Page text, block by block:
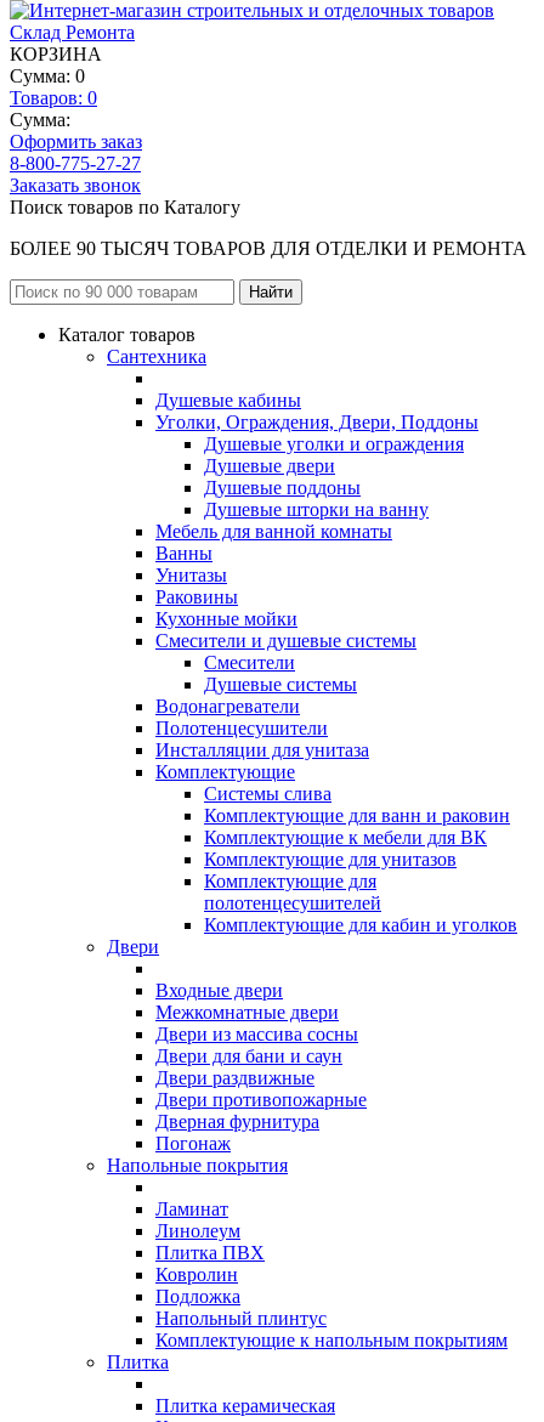
КОРЗИНА
Сумма: 0
Товаров: 0
Сумма:
Оформить заказ
8-800-775-27-27
Заказать звонок
Поиск товаров по Каталогу
БОЛЕЕ 90 ТЫСЯЧ ТОВАРОВ ДЛЯ ОТДЕЛКИ И РЕМОНТА
Каталог товаров
Сантехника
Душевые кабины
Уголки, Ограждения, Двери, Поддоны
Душевые уголки и ограждения
Душевые двери
Душевые поддоны
Душевые шторки на ванну
Мебель для ванной комнаты
Ванны
Унитазы
Раковины
Кухонные мойки
Смесители и душевые системы
Смесители
Душевые системы
Водонагреватели
Полотенцесушители
Инсталляции для унитаза
Комплектующие
Системы слива
Комплектующие для ванн и раковин
Комплектующие к мебели для ВК
Комплектующие для унитазов
Комплектующие для
полотенцесушителей
Комплектующие для кабин и уголков
Двери
Входные двери
Межкомнатные двери
Двери из массива сосны
Двери для бани и саун
Двери раздвижные
Двери противопожарные
Дверная фурнитура
Погонаж
Напольные покрытия
Ламинат
Линолеум
Плитка ПВХ
Ковролин
Подложка
Напольный плинтус
Комплектующие к напольным покрытиям
Плитка
Плитка керамическая